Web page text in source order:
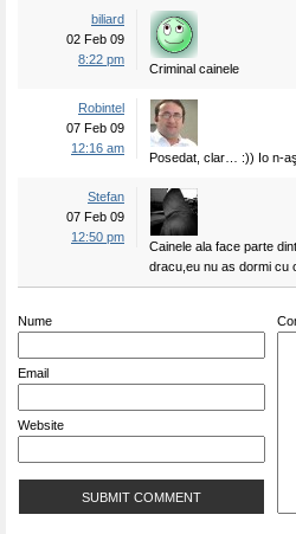
biliard
02 Feb 09
8:22 pm
Criminal cainele
Robintel
07 Feb 09
12:16 am
Posedat, clar… :)) Io n-
Stefan
07 Feb 09
12:50 pm
Cainele ala face parte
dracu,eu nu as dormi cu
Nume
Email
Website